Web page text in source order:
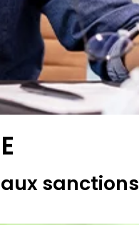
sanctions